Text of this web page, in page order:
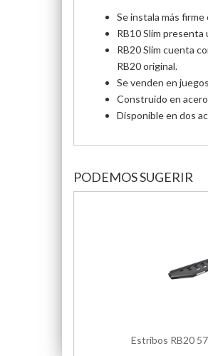
Se instala más
RB10 Slim presenta
RB20 Slim cuenta
RB20 original.
Se venden en
Construido en
Disponible en dos
PODEMOS SUGERIR
Estribos RB20